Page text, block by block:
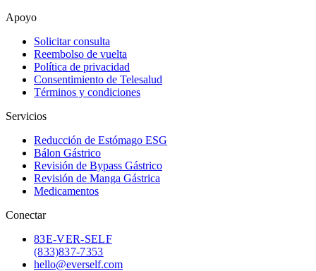
Apoyo
Solicitar consulta
Reembolso de vuelta
Política de privacidad
Consentimiento de Telesalud
Términos y condiciones
Servicios
Reducción de Estómago ESG
Bálon Gástrico
Revisión de Bypass Gástrico
Revisión de Manga Gástrica
Medicamentos
Conectar
83E-VER-SELF
(833) 837-7353
hello@everself.com